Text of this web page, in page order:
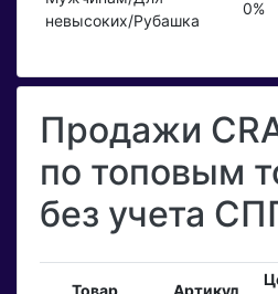
невысоких/Рубашка
0%
Продажи
по топовым
без учета